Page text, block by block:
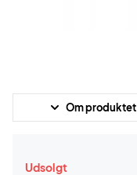
Om produktet
Udsolgt